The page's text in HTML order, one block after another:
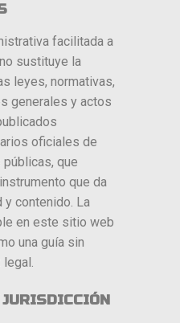
facilitada a
sustituye la
leyes, normativas,
generales y actos
oficiales de
que
que da
contenido. La
en este sitio web
una guía sin